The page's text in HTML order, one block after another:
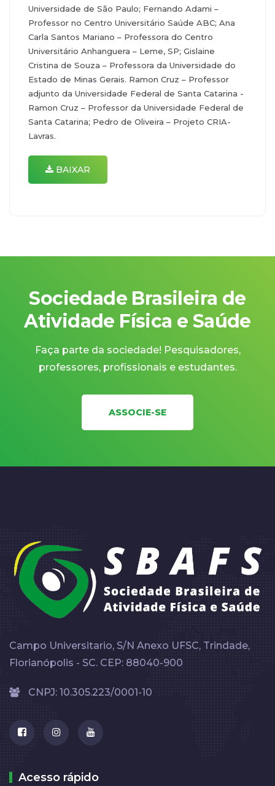
Universidade de São Paulo; Fernando Adami –
Professor no Centro Universitário Saúde ABC; Ana
Carla Santos Mariano – Professora do Centro
Universitário Anhanguera – Leme, SP; Gislaine
Cristina de Souza – Professora da Universidade do
Estado de Minas Gerais. Ramon Cruz – Professor
adjunto da Universidade Federal de Santa Catarina -
Ramon Cruz – Professor da Universidade Federal de
Santa Catarina; Pedro de Oliveira – Projeto CRIA-
Lavras.
BAIXAR
Sociedade Brasileira de
Atividade Física e Saúde
Faça parte da sociedade! Pesquisadores,
professores, profissionais e estudantes.
ASSOCIE-SE
Campo Universitario, S/N Anexo UFSC, Trindade,
Florianópolis - SC. CEP: 88040-900
CNPJ: 10.305.223/0001-10
Acesso rápido